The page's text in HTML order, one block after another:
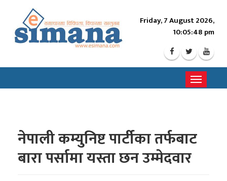
Friday, 7 August 2026,
10:05:50 pm
Toggle
नेपाली कम्युनिष्ट पार्टीका तर्फबाट
बारा पर्सामा यस्ता छन उम्मेदवार